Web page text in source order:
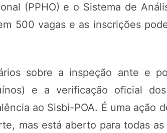
(PPHO) e o Sistema de
500 vagas e as inscrições
sobre a inspeção ante e
e a verificação oficial
ao Sisbi-POA. É uma ação
mas está aberto para todas